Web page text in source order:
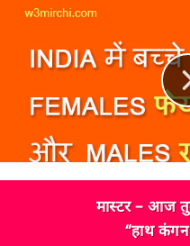
मास्टर – आज
“हाथ